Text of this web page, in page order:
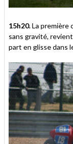
15h20.La première
sans gravité,
part en glisse dans